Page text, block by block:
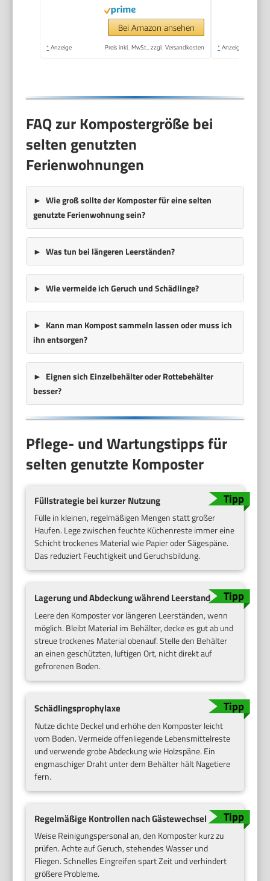
Thermokomposter
mit Belüftungssystem,
Kunststoff
Bei Amazon ansehen
* Anzeige Preis inkl. MwSt., zzgl. Versandkosten * Anzeige
FAQ zur Kompostergröße bei
selten genutzten
Ferienwohnungen
Wie groß sollte der Komposter für eine selten
genutzte Ferienwohnung sein?
Was tun bei längeren Leerständen?
Wie vermeide ich Geruch und Schädlinge?
Kann man Kompost sammeln lassen oder muss ich
ihn entsorgen?
Eignen sich Einzelbehälter oder Rottebehälter
besser?
Pflege- und Wartungstipps für
selten genutzte Komposter
Füllstrategie bei kurzer Nutzung
Fülle in kleinen, regelmäßigen Mengen statt großer
Haufen. Lege zwischen feuchte Küchenreste immer eine
Schicht trockenes Material wie Papier oder Sägespäne.
Das reduziert Feuchtigkeit und Geruchsbildung.
Lagerung und Abdeckung während Leerstand
Leere den Komposter vor längeren Leerständen, wenn
möglich. Bleibt Material im Behälter, decke es gut ab und
streue trockenes Material obenauf. Stelle den Behälter
an einen geschützten, luftigen Ort, nicht direkt auf
gefrorenen Boden.
Schädlingsprophylaxe
Nutze dichte Deckel und erhöhe den Komposter leicht
vom Boden. Vermeide offenliegende Lebensmittelreste
und verwende grobe Abdeckung wie Holzspäne. Ein
engmaschiger Draht unter dem Behälter hält Nagetiere
fern.
Regelmäßige Kontrollen nach Gästewechsel
Weise Reinigungspersonal an, den Komposter kurz zu
prüfen. Achte auf Geruch, stehendes Wasser und
Fliegen. Schnelles Eingreifen spart Zeit und verhindert
größere Probleme.